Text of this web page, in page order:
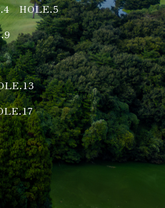
HOLE.5